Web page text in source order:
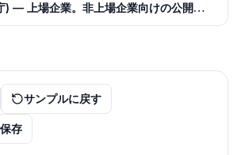
EDINET (金融庁) — 上場企業。非上場企業向けの公開登記はなし
サンプルに戻す
存